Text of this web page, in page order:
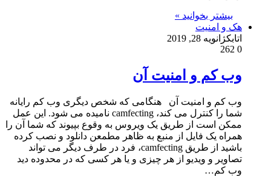
بیشتر بخوانید »
هک و امنیت
اتابکژانویه 28, 2019
0
وب کم و امنیت آن
وب کم و امنیت آن هنگامی که شخص دیگری وب کم رایانه
شما را کنترل می کند، camfecting نامیده می شود. این عمل
ممکن است از طریق یک ویروس به وقوع بپیوند که شما آن را
همراه یک فایل از منبع به ظاهر مطمعن دانلود و نصب کرده
باشید از طریق camfecting، فرد در طرف دیگر می تواند
تصاویر و ویدیو از هر چیزی و یا هر کسی که در محدوده دید
وب کم…